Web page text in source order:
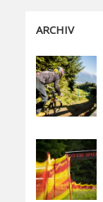
ARCHIV